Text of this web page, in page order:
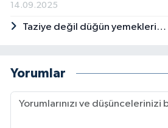
14.09.2025
Taziye değil düğün yemekleri…
Yorumlar